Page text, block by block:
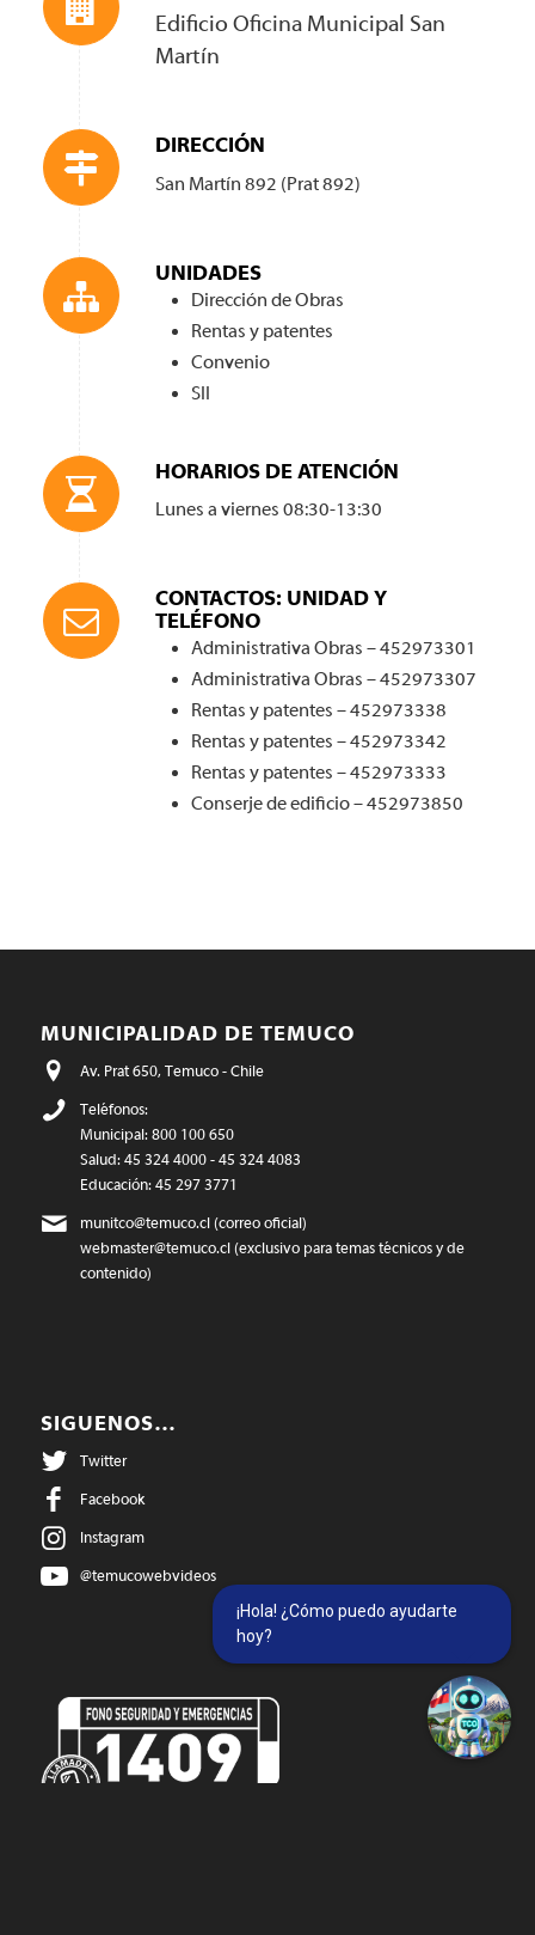
Edificio Oficina Municipal San
Martín
DIRECCIÓN
San Martín 892 (Prat 892)
UNIDADES
Dirección de Obras
Rentas y patentes
Convenio
SII
HORARIOS DE ATENCIÓN
Lunes a viernes 08:30-13:30
CONTACTOS: UNIDAD Y
TELÉFONO
Administrativa Obras – 452973301
Administrativa Obras – 452973307
Rentas y patentes – 452973338
Rentas y patentes – 452973342
Rentas y patentes – 452973333
Conserje de edificio – 452973850
MUNICIPALIDAD DE TEMUCO
Av. Prat 650, Temuco - Chile
Teléfonos:
Municipal: 800 100 650
Salud: 45 324 4000 - 45 324 4083
Educación: 45 297 3771
munitco@temuco.cl(correo oficial)
webmaster@temuco.cl(exclusivo para temas técnicos y de
contenido)
SIGUENOS…
Twitter
Facebook
Instagram
@temucowebvideos
¡Hola! ¿Cómo puedo ayudarte
hoy?